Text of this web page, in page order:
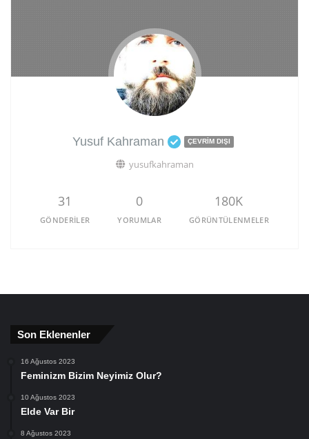
Yusuf Kahraman ÇEVRIM DIŞI
yusufkahraman
31
GÖNDERILER
0
YORUMLAR
180K
GÖRÜNTÜLENMELER
Son Eklenenler
16 Ağustos 2023
Feminizm Bizim Neyimiz Olur?
10 Ağustos 2023
Elde Var Bir
8 Ağustos 2023